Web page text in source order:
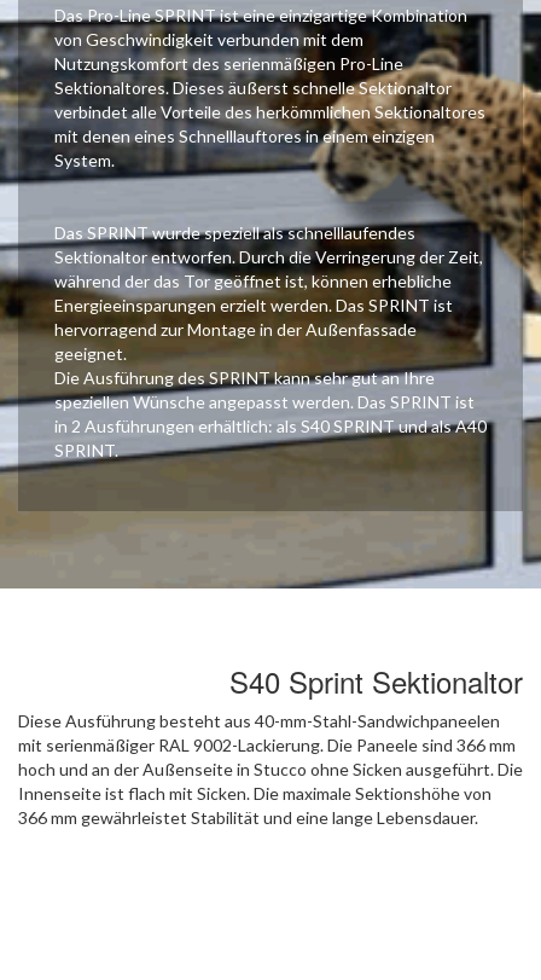
Das Pro-Line SPRINT ist eine einzigartige Kombination
von Geschwindigkeit verbunden mit dem
Nutzungskomfort des serienmäßigen Pro-Line
Sektionaltores. Dieses äußerst schnelle Sektionaltor
verbindet alle Vorteile des herkömmlichen Sektionaltores
mit denen eines Schnelllauftores in einem einzigen
System.
Das SPRINT wurde speziell als schnelllaufendes
Sektionaltor entworfen. Durch die Verringerung der Zeit,
während der das Tor geöffnet ist, können erhebliche
Energieeinsparungen erzielt werden. Das SPRINT ist
hervorragend zur Montage in der Außenfassade
geeignet.
Die Ausführung des SPRINT kann sehr gut an Ihre
speziellen Wünsche angepasst werden. Das SPRINT ist
in 2 Ausführungen erhältlich: als S40 SPRINT und als A40
SPRINT.
S40 Sprint Sektionaltor
Diese Ausführung besteht aus 40-mm-Stahl-Sandwichpaneelen
mit serienmäßiger RAL 9002-Lackierung. Die Paneele sind 366 mm
hoch und an der Außenseite in Stucco ohne Sicken ausgeführt. Die
Innenseite ist flach mit Sicken. Die maximale Sektionshöhe von
366 mm gewährleistet Stabilität und eine lange Lebensdauer.